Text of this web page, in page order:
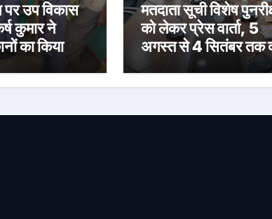
उप विकास
कुमार ने
का किया
निर्देश
मतदाता सूची विशेष
को लेकर प्रेस वार्ता, 5
अगस्त से 4 सितंबर तक
होंगे दावा-आपत्ति